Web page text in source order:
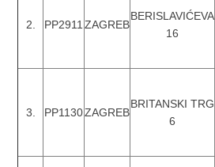
2. PP2911 ZAGREB
BERISLAVIĆEVA
16
3. PP1130ZAGREB
BRITANSKI TRG
6